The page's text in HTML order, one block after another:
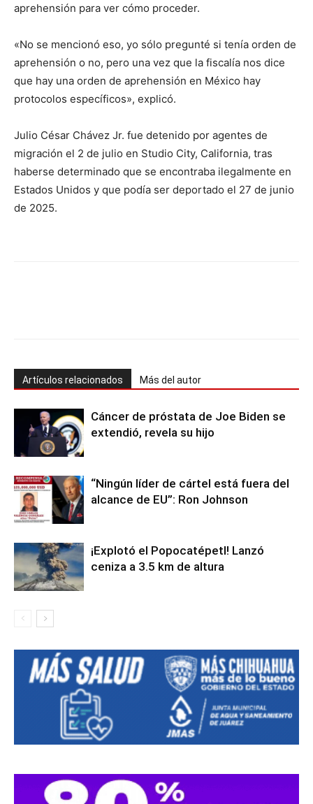
aprehensión para ver cómo proceder.
«No se mencionó eso, yo sólo pregunté si tenía orden de
aprehensión o no, pero una vez que la fiscalía nos dice
que hay una orden de aprehensión en México hay
protocolos específicos», explicó.
Julio César Chávez Jr. fue detenido por agentes de
migración el 2 de julio en Studio City, California, tras
haberse determinado que se encontraba ilegalmente en
Estados Unidos y que podía ser deportado el 27 de junio
de 2025.
Artículos relacionados Más del autor
Cáncer de próstata de Joe Biden se
extendió, revela su hijo
“Ningún líder de cártel está fuera del
alcance de EU”: Ron Johnson
¡Explotó el Popocatépetl! Lanzó
ceniza a 3.5 km de altura